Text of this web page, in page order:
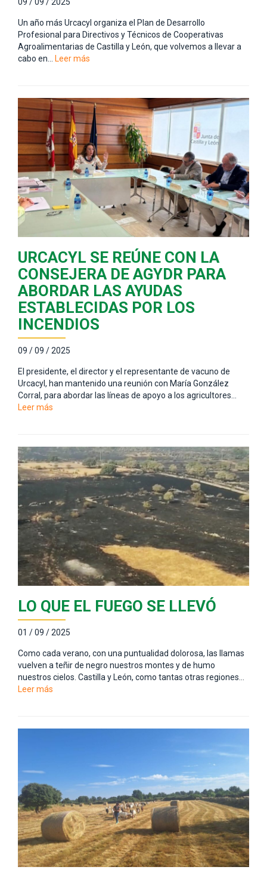
Un año más Urcacyl organiza el Plan de Desarrollo
Profesional para Directivos y Técnicos de Cooperativas
Agroalimentarias de Castilla y León, que volvemos a llevar a
cabo en…
Leer más
URCACYL SE REÚNE CON LA
CONSEJERA DE AGYDR PARA
ABORDAR LAS AYUDAS
ESTABLECIDAS POR LOS
INCENDIOS
09 / 09 / 2025
El presidente, el director y el representante de vacuno de
Urcacyl, han mantenido una reunión con María González
Corral, para abordar las líneas de apoyo a los agricultores…
Leer más
LO QUE EL FUEGO SE LLEVÓ
01 / 09 / 2025
Como cada verano, con una puntualidad dolorosa, las llamas
vuelven a teñir de negro nuestros montes y de humo
nuestros cielos. Castilla y León, como tantas otras regiones…
Leer más